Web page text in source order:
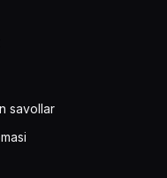
savollar